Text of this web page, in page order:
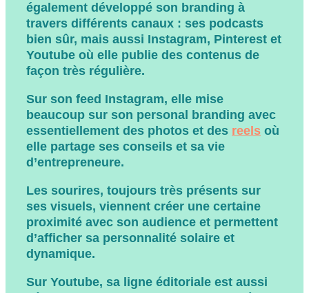
également développé son branding à
travers différents canaux : ses podcasts
bien sûr, mais aussi Instagram, Pinterest et
Youtube où elle publie des contenus de
façon très régulière.
Sur son feed Instagram, elle mise
beaucoup sur son personal branding avec
essentiellement des photos et des reels où
elle partage ses conseils et sa vie
d’entrepreneure.
Les sourires, toujours très présents sur
ses visuels, viennent créer une certaine
proximité avec son audience et permettent
d’afficher sa personnalité solaire et
dynamique.
Sur Youtube, sa ligne éditoriale est aussi